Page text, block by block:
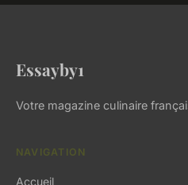
Essayby1
Votre magazine culinaire
NAVIGATION
Accueil